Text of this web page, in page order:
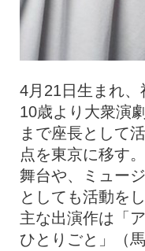
4月21日生まれ、
10歳より大衆演
まで座長として
点を東京に移す。
舞台や、ミュー
としても活動をし
主な出演作は「
ひとりごと」（